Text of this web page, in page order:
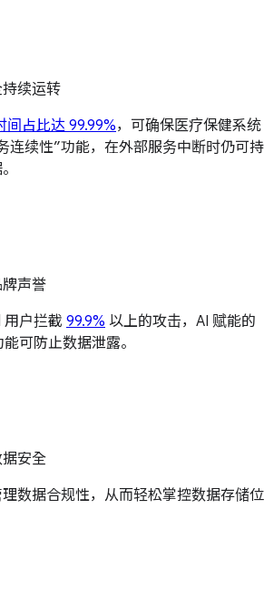
续运转
间占比达 99.99%，可确保医疗保健系统
连续性”功能，在外部服务中断时仍可持
声誉
用户拦截 99.9% 以上的攻击，AI 赋能的
可防止数据泄露。
安全
数据合规性，从而轻松掌控数据存储位